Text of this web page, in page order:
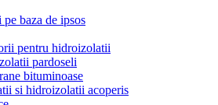
baza de ipsos
pentru hidroizolatii
pardoseli
bituminoase
si hidroizolatii acoperis